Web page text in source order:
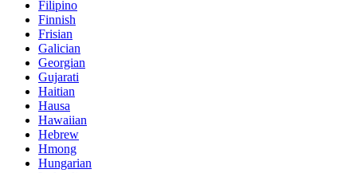
Filipino
Finnish
Frisian
Galician
Georgian
Gujarati
Haitian
Hausa
Hawaiian
Hebrew
Hmong
Hungarian